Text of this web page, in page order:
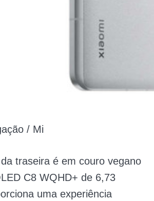
/ Mi
traseira é em couro vegano
C8 WQHD+ de 6,73
uma experiência